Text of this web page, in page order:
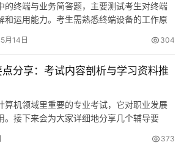
的终端与业务简答题，主要测试考生对终端
和运用能力。考生需熟悉终端设备的工作原
月14日 304
分享：考试内容剖析与学习资料推
算机领域里重要的专业考试，它对职业发展
。接下来会为大家详细地分享几个辅导要
373